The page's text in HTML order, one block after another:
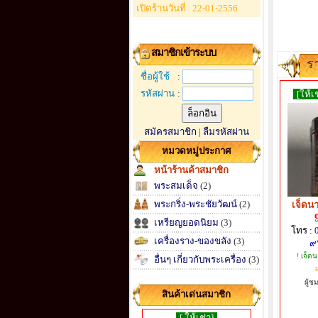
เปิดร้านวันที่ 22-01-2556
สมาชิกเข้าระบบ
ชื่อผู้ใช้
:
รหัสผ่าน :
สมัครสมาชิก | ลืมรหัสผ่าน
หมวดหมู่ประกาศ
หน้าร้านค้าสมาชิก
พระสมเด็จ (2)
พระกริ่ง-พระชัยวัฒน์ (2)
เหรียญยอดนิยม (3)
เครื่องราง-ของขลัง (3)
อื่นๆ เกี่ยวกับพระเครื่อง (3)
สินค้าเด่นสมาชิก
ร
[ให้เ
เจ็ดน
โทร :
๙
! เจ็ด
ผู้ช